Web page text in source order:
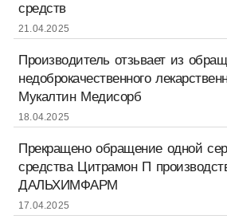
средств
21.04.2025
Производитель отзьвает из
недоброкачественного
Мукалтин Медисорб
18.04.2025
Прекращено обращение одной
средства Цитрамон П
ДАЛЬХИМФАРМ
17.04.2025